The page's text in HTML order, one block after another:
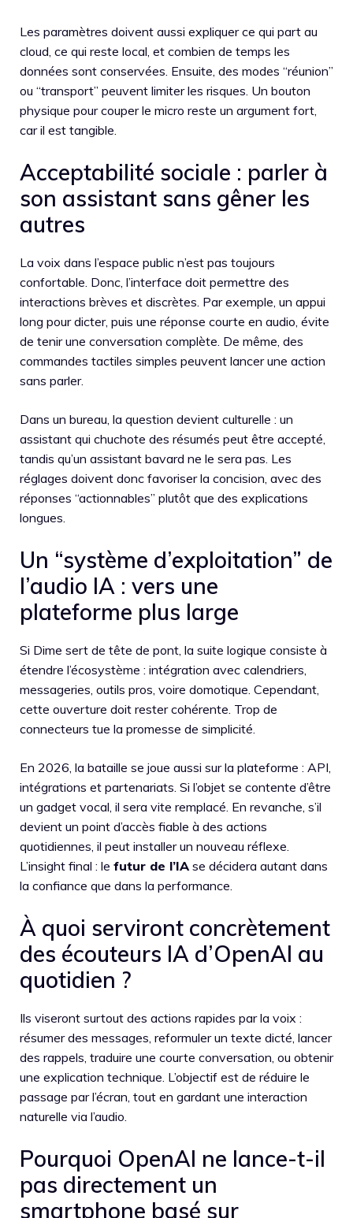
Les paramètres doivent aussi expliquer ce qui part au
cloud, ce qui reste local, et combien de temps les
données sont conservées. Ensuite, des modes “réunion”
ou “transport” peuvent limiter les risques. Un bouton
physique pour couper le micro reste un argument fort,
car il est tangible.
Acceptabilité sociale : parler à
son assistant sans gêner les
autres
La voix dans l’espace public n’est pas toujours
confortable. Donc, l’interface doit permettre des
interactions brèves et discrètes. Par exemple, un appui
long pour dicter, puis une réponse courte en audio, évite
de tenir une conversation complète. De même, des
commandes tactiles simples peuvent lancer une action
sans parler.
Dans un bureau, la question devient culturelle : un
assistant qui chuchote des résumés peut être accepté,
tandis qu’un assistant bavard ne le sera pas. Les
réglages doivent donc favoriser la concision, avec des
réponses “actionnables” plutôt que des explications
longues.
Un “système d’exploitation” de
l’audio IA : vers une
plateforme plus large
Si Dime sert de tête de pont, la suite logique consiste à
étendre l’écosystème : intégration avec calendriers,
messageries, outils pros, voire domotique. Cependant,
cette ouverture doit rester cohérente. Trop de
connecteurs tue la promesse de simplicité.
En 2026, la bataille se joue aussi sur la plateforme : API,
intégrations et partenariats. Si l’objet se contente d’être
un gadget vocal, il sera vite remplacé. En revanche, s’il
devient un point d’accès fiable à des actions
quotidiennes, il peut installer un nouveau réflexe.
L’insight final : le futur de l’IA se décidera autant dans
la confiance que dans la performance.
À quoi serviront concrètement
des écouteurs IA d’OpenAI au
quotidien ?
Ils viseront surtout des actions rapides par la voix :
résumer des messages, reformuler un texte dicté, lancer
des rappels, traduire une courte conversation, ou obtenir
une explication technique. L’objectif est de réduire le
passage par l’écran, tout en gardant une interaction
naturelle via l’audio.
Pourquoi OpenAI ne lance-t-il
pas directement un
smartphone basé sur